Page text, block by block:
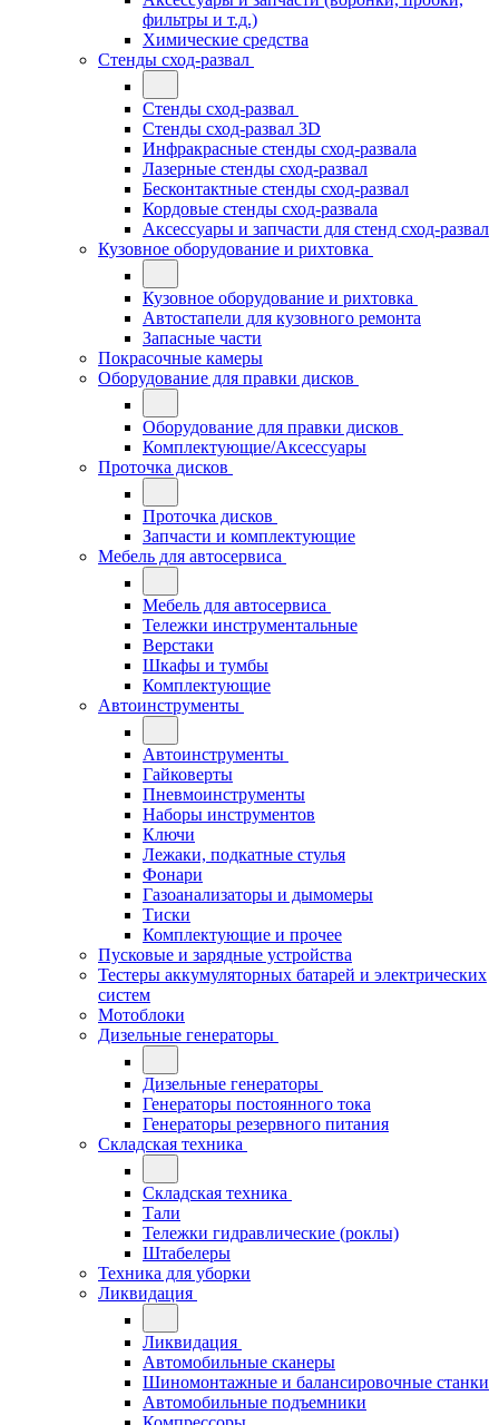
фильтры и т.д.)
Химические средства
Стенды сход-развал
Стенды сход-развал
Стенды сход-развал 3D
Инфракрасные стенды сход-развала
Лазерные стенды сход-развал
Бесконтактные стенды сход-развал
Кордовые стенды сход-развала
Аксессуары и запчасти для стенд сход-развал
Кузовное оборудование и рихтовка
Кузовное оборудование и рихтовка
Автостапели для кузовного ремонта
Запасные части
Покрасочные камеры
Оборудование для правки дисков
Оборудование для правки дисков
Комплектующие/Аксессуары
Проточка дисков
Проточка дисков
Запчасти и комплектующие
Мебель для автосервиса
Мебель для автосервиса
Тележки инструментальные
Верстаки
Шкафы и тумбы
Комплектующие
Автоинструменты
Автоинструменты
Гайковерты
Пневмоинструменты
Наборы инструментов
Ключи
Лежаки, подкатные стулья
Фонари
Газоанализаторы и дымомеры
Тиски
Комплектующие и прочее
Пусковые и зарядные устройства
Тестеры аккумуляторных батарей и электрических
систем
Мотоблоки
Дизельные генераторы
Дизельные генераторы
Генераторы постоянного тока
Генераторы резервного питания
Складская техника
Складская техника
Тали
Тележки гидравлические (роклы)
Штабелеры
Техника для уборки
Ликвидация
Ликвидация
Автомобильные сканеры
Шиномонтажные и балансировочные станки
Автомобильные подъемники